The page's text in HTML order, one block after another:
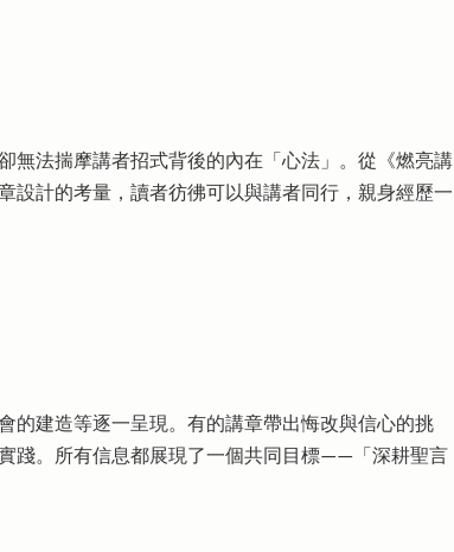
無法揣摩講者招式背後的內在「心法」。從《燃亮講
設計的考量，讀者彷彿可以與講者同行，親身經歷一
的建造等逐一呈現。有的講章帶出悔改與信心的挑
踐。所有信息都展現了一個共同目標——「深耕聖言